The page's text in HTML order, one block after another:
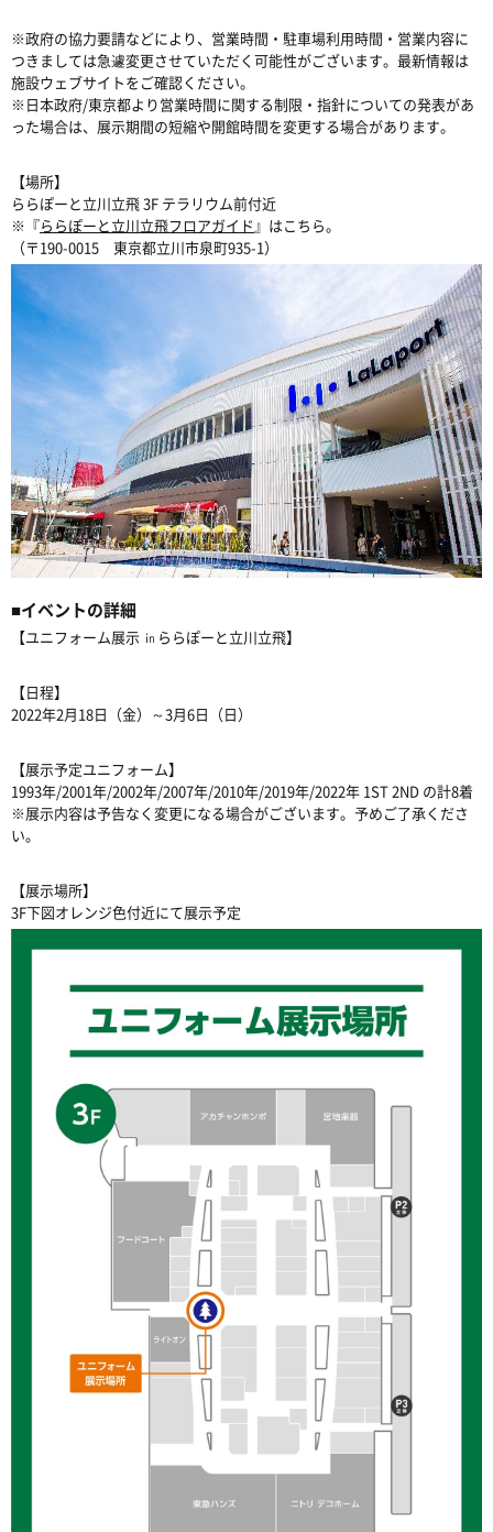
※政府の協力要請などにより、営業時間・駐車場利用時間・営業内容に
つきましては急遽変更させていただく可能性がございます。最新情報は
施設ウェブサイトをご確認ください。
※日本政府/東京都より営業時間に関する制限・指針についての発表があ
った場合は、展示期間の短縮や開館時間を変更する場合があります。
【場所】
ららぽーと立川立飛 3F テラリウム前付近
※『ららぽーと立川立飛フロアガイド』はこちら。
（〒190-0015 東京都立川市泉町935-1）
■イベントの詳細
【ユニフォーム展示 ㏌ららぽーと立川立飛】
【日程】
2022年2月18日（金）～3月6日（日）
【展示予定ユニフォーム】
1993年/2001年/2002年/2007年/2010年/2019年/2022年 1ST 2ND の計8着
※展示内容は予告なく変更になる場合がございます。予めご了承くださ
い。
【展示場所】
3F下図オレンジ色付近にて展示予定